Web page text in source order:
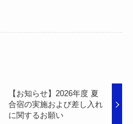
【お知らせ】2026年度 夏
合宿の実施および差し入れ
に関するお願い